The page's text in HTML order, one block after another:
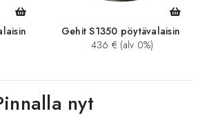
Gehit S1350 pöytävalaisin
436 € (alv 0%)
nyt